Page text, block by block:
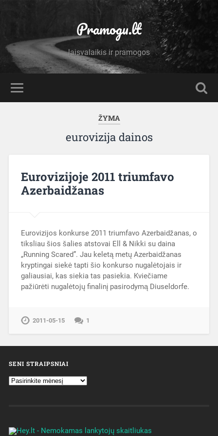
Pramogu.lt
laisvalaikis ir pramogos
ŽYMA
eurovizija dainos
Eurovizijoje 2011 triumfavo
Azerbaidžanas
Eurovizijos konkurse 2011 triumfavo Azerbaidžanas, o
tiksliau šios šalies atstovai Ell & Nikki su daina
„Running Scared”. Jau keletą metų Azerbaidžanas
kryptingai siekė tapti šio konkurso nugalėtojais ir
galiausiai, kas siekia tas pasiekia. Kviečiame
pažiūrėti nugalėtojų finalinį pasirodymą Diuseldorfe.
2011-05-15 1
SENI STRAIPSNIAI